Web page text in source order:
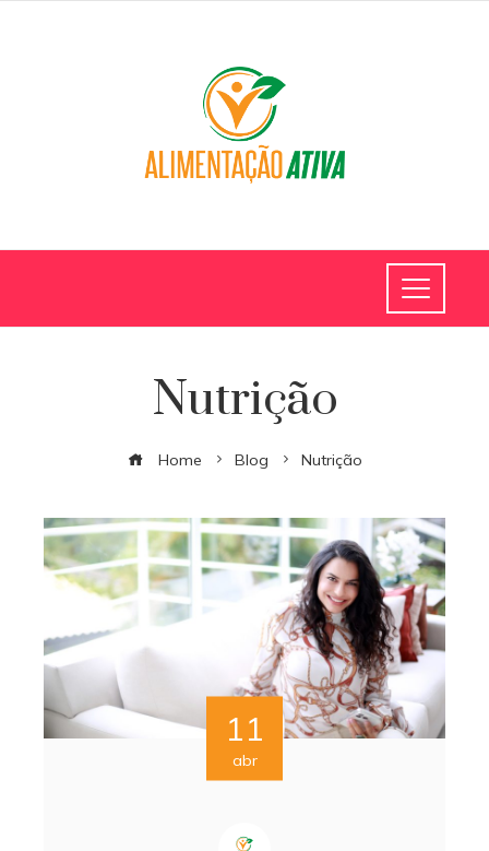
Nutrição
Home Blog Nutrição
11
abr